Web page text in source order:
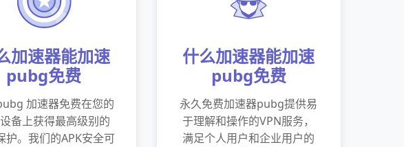
加速器能加速
pubg免费
加速器免费在您的
备上获得最高级别的
护。我们的APK安全可
什么加速器能加速
pubg免费
永久免费加速器pubg提供易
于理解和操作的VPN服务，
满足个人用户和企业用户的